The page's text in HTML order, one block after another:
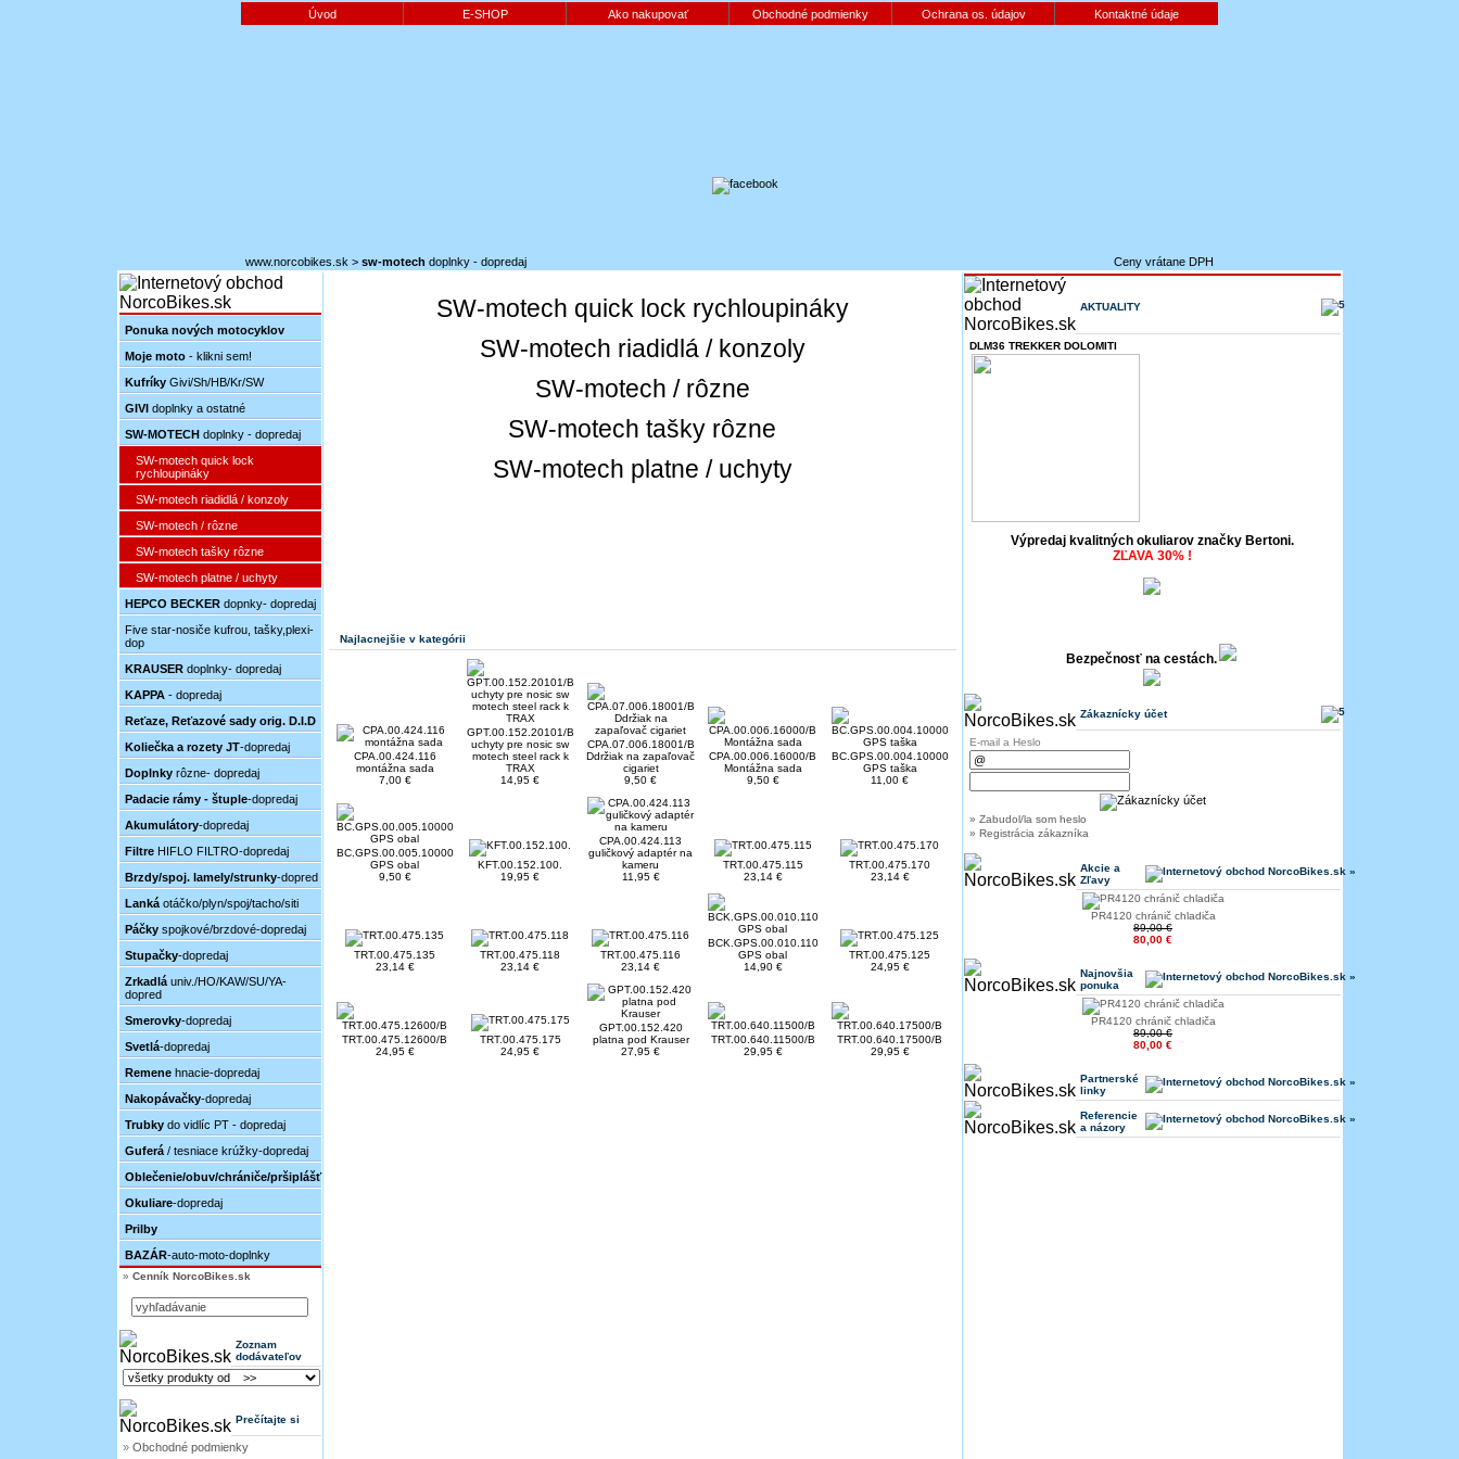
Úvod E-SHOP Ako nakupovať Obchodné podmienky Ochrana os. údajov Kontaktné údaje
www.norcobikes.sk > sw-motech doplnky - dopredaj Ceny vrátane DPH
Ponuka nových motocyklov
Moje moto- klikni sem!
KufríkyGivi/Sh/HB/Kr/SW
GIVIdoplnky a ostatné
SW-MOTECHdoplnky - dopredaj
SW-motech quick lock
rychloupináky
SW-motech riadidlá / konzoly
SW-motech / rôzne
SW-motech tašky rôzne
SW-motech platne / uchyty
HEPCO BECKERdopnky- dopredaj
Five star-nosiče kufrou, tašky,plexi-
dop
KRAUSERdoplnky- dopredaj
KAPPA- dopredaj
Reťaze, Reťazové sady orig. D.I.D
Koliečka a rozety JT-dopredaj
Doplnkyrôzne- dopredaj
Padacie rámy - štuple-dopredaj
Akumulátory-dopredaj
FiltreHIFLO FILTRO-dopredaj
Brzdy/spoj. lamely/strunky-dopred
Lankáotáčko/plyn/spoj/tacho/siti
Páčkyspojkové/brzdové-dopredaj
Stupačky-dopredaj
Zrkadláuniv./HO/KAW/SU/YA-
dopred
Smerovky-dopredaj
Svetlá-dopredaj
Remenehnacie-dopredaj
Nakopávačky-dopredaj
Trubkydo vidlíc PT - dopredaj
Guferá/ tesniace krúžky-dopredaj
Oblečenie/obuv/chrániče/pršiplášť
Okuliare-dopredaj
Prilby
BAZÁR-auto-moto-doplnky
» Cenník NorcoBikes.sk
Zoznam
dodávateľov
Prečítajte si
» Obchodné podmienky
SW-motech quick lock rychloupináky
SW-motech riadidlá / konzoly
SW-motech / rôzne
SW-motech tašky rôzne
SW-motech platne / uchyty
Najlacnejšie v kategórii
CPA.00.424.116
montážna sada
7,00 €
GPT.00.152.20101/B
uchyty pre nosic sw
motech steel rack k
TRAX
14,95 €
CPA.07.006.18001/B
Ddržiak na zapaľovač
cigariet
9,50 €
CPA.00.006.16000/B
Montážna sada
9,50 €
BC.GPS.00.004.10000
GPS taška
11,00 €
BC.GPS.00.005.10000
GPS obal
9,50 €
KFT.00.152.100.
19,95 €
CPA.00.424.113
guličkový adaptér na
kameru
11,95 €
TRT.00.475.115
23,14 €
TRT.00.475.170
23,14 €
TRT.00.475.135
23,14 €
TRT.00.475.118
23,14 €
TRT.00.475.116
23,14 €
BCK.GPS.00.010.110
GPS obal
14,90 €
TRT.00.475.125
24,95 €
TRT.00.475.12600/B
24,95 €
TRT.00.475.175
24,95 €
GPT.00.152.420
platna pod Krauser
27,95 €
TRT.00.640.11500/B
29,95 €
TRT.00.640.17500/B
29,95 €
AKTUALITY
DLM36 TREKKER DOLOMITI
Výpredaj kvalitných okuliarov značky Bertoni.
ZĽAVA 30% !
Bezpečnosť na cestách.
Zákaznícky účet
E-mail a Heslo
» Zabudol/la som heslo
» Registrácia zákazníka
Akcie a
Zľavy
PR4120 chránič chladiča
89,00 €
80,00 €
Najnovšia
ponuka
PR4120 chránič chladiča
89,00 €
80,00 €
Partnerské
linky
Referencie
a názory